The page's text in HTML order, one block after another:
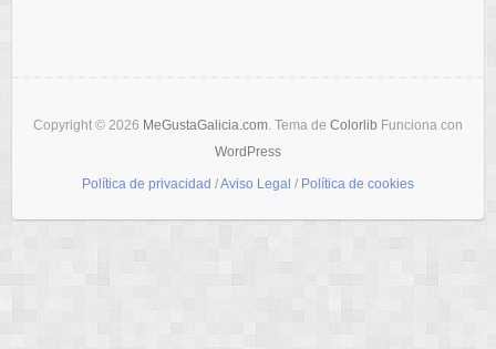
Copyright © 2026 MeGustaGalicia.com . Tema de Colorlib Funciona con
WordPress
Política de privacidad /Aviso Legal / Política de cookies